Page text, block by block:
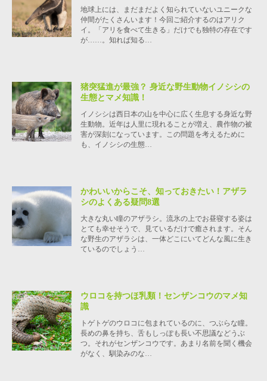
地球上には、まだまだよく知られていないユニークな
仲間がたくさんいます！今回ご紹介するのはアリク
イ。「アリを食べて生きる」だけでも独特の存在です
が……。知れば知る…
猪突猛進が最強？ 身近な野生動物イノシシの
生態とマメ知識！
イノシシは西日本の山を中心に広く生息する身近な野
生動物。近年は人里に現れることが増え、農作物の被
害が深刻になっています。この問題を考えるために
も、イノシシの生態…
かわいいからこそ、知っておきたい！アザラ
シのよくある疑問8選
大きな丸い瞳のアザラシ。流氷の上でお昼寝する姿は
とても幸せそうで、見ているだけで癒されます。そん
な野生のアザラシは、一体どこにいてどんな風に生き
ているのでしょう…
ウロコを持つほ乳類！センザンコウのマメ知
識
トゲトゲのウロコに包まれているのに、つぶらな瞳。
長めの鼻を持ち、舌もしっぽも長い不思議などうぶ
つ。それがセンザンコウです。あまり名前を聞く機会
がなく、馴染みのな…